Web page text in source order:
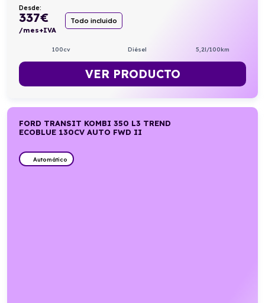
Desde:
337€
/mes+IVA
Todo incluido
100cv Diésel 5,2l/100km
VER PRODUCTO
FORD TRANSIT KOMBI 350 L3 TREND
ECOBLUE 130CV AUTO FWD II
Automático